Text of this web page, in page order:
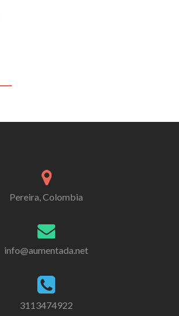
Pereira, Colombia
info@aumentada.net
3113474922